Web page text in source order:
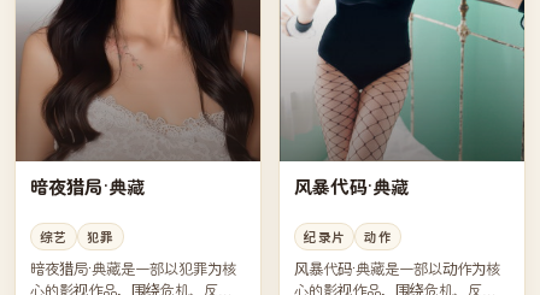
暗夜猎局·典藏
综艺 犯罪
暗夜猎局·典藏是一部以犯罪为核
心的影视作品，围绕危机、反转
风暴代码·典藏
纪录片 动作
风暴代码·典藏是一部以动作为核
心的影视作品，围绕危机、反转